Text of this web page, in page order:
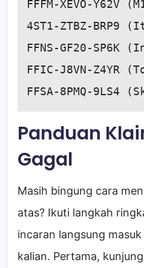
FFFM-XEVO-Y62V
4ST1-ZTBZ-BRP9
FFNS-GF20-SP6K
FFIC-J8VN-Z4YR
FFSA-8PMQ-9LS4
Panduan
Gagal
Masih bingung cara
atas? Ikuti langkah
incaran langsung
kalian. Pertama,